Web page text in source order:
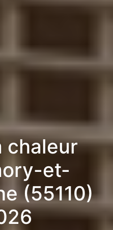
chaleur
et-
(55110)